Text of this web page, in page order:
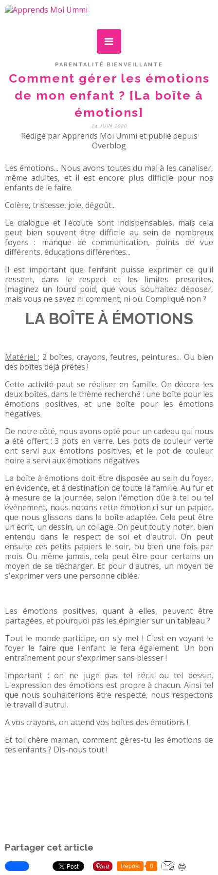
PARENTALITÉ BIENVEILLANTE
Comment gérer les émotions
de mon enfant ? [La boîte à
émotions]
24 JUIN 2020
Rédigé par Apprends Moi Ummi et publié depuis
Overblog
Les émotions... Nous avons toutes du mal à les canaliser,
même adultes, et il est encore plus difficile pour nos
enfants de le faire.
Colère, tristesse, joie, dégoût...
Le dialogue et l'écoute sont indispensables, mais cela
peut bien souvent être difficile au sein de nombreux
foyers : manque de communication, points de vue
différents, éducations différentes...
Il est important que l'enfant puisse exprimer ce qu'il
ressent, dans le respect et les limites prescrites.
Imaginez un lourd poid, que vous souhaitez déposer,
mais vous ne savez ni comment, ni où. Compliqué non ?
LA BOÎTE À ÉMOTIONS
Matériel: 2 boîtes, crayons, feutres, peintures... Ou bien
des boîtes déjà prêtes !
Cette activité peut se réaliser en famille. On décore les
deux boîtes, dans le thème recherché : une boîte pour les
émotions positives, et une boîte pour les émotions
négatives.
De notre côté, nous avons opté pour un cadeau qui nous
a été offert : 3 pots en verre. Les pots de couleur verte
ont servi aux émotions positives, et le pot de couleur
noire a servi aux émotions négatives.
La boîte à émotions doit être disposée au sein du foyer,
en évidence, et à destination de toute la famille. Au fur et
à mesure de la journée, selon l'émotion dûe à tel ou tel
évènement, nous notons cette émotion ci sur un papier,
que nous glissons dans la boîte adaptée. Cela peut être
un écrit, un dessin, un collage. On peut tout y noter, bien
entendu dans le respect de soi et d'autrui. On peut
ensuite ces petits papiers le soir, ou bien une fois par
mois. Ou même jamais, cela peut être pour certains un
moyen de se décharger. Et pour d'autres, un moyen de
s'exprimer vers une personne ciblée.
Les émotions positives, quant à elles, peuvent être
partagées, et pourquoi pas les épingler sur un tableau ?
Tout le monde participe, on s'y met ! C'est en voyant le
foyer le faire que l'enfant le fera également. Un bon
entraînement pour s'exprimer sans blesser !
Important : on ne juge pas tel récit ou tel dessin.
L'expression des émotions est propre à chacun. Ainsi tel
que nous souhaiterions être respecté, nous respectons
le travail d'autrui.
A vos crayons, on attend vos boîtes des émotions !
Et toi chère maman, comment gères-tu les émotions de
tes enfants ? Dis-nous tout !
Partager cet article
Repost 0